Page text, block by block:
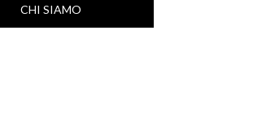
CHI SIAMO